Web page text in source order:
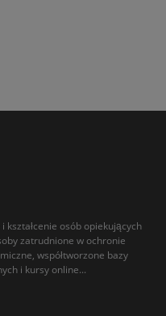
kształcenie osób opiekujących
zatrudnione w ochronie
współtworzone bazy
i kursy online...